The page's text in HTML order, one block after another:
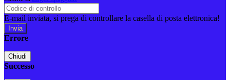
E-mail inviata, si prega di controllare la casella di posta elettronica!
Errore
Chiudi
Successo